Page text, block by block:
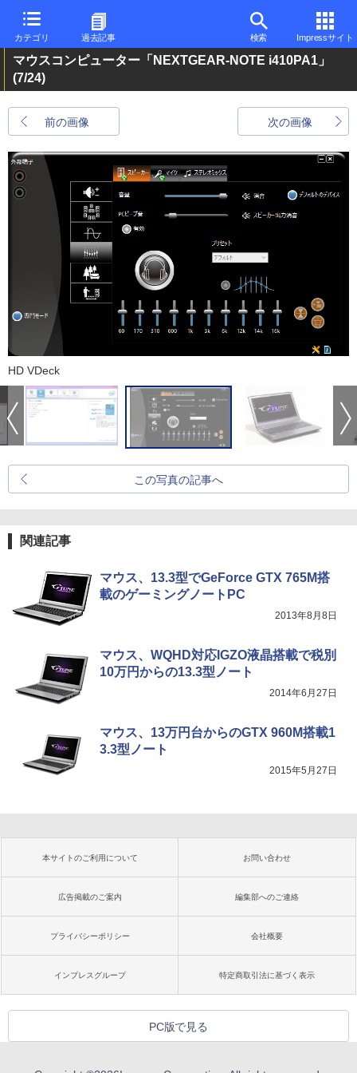
カテゴリ 過去記事 検索 Impressサイト
マウスコンピューター「NEXTGEAR-NOTE i410PA1」
(7/24)
前の画像 次の画像
HD VDeck
この写真の記事へ
関連記事
マウス、13.3型でGeForce GTX 765M搭
載のゲーミングノートPC
2013年8月8日
マウス、WQHD対応IGZO液晶搭載で税別
10万円からの13.3型ノート
2014年6月27日
マウス、13万円台からのGTX 960M搭載1
3.3型ノート
2015年5月27日
本サイトのご利用について お問い合わせ
広告掲載のご案内 編集部へのご連絡
プライバシーポリシー 会社概要
インプレスグループ 特定商取引法に基づく表示
PC版で見る